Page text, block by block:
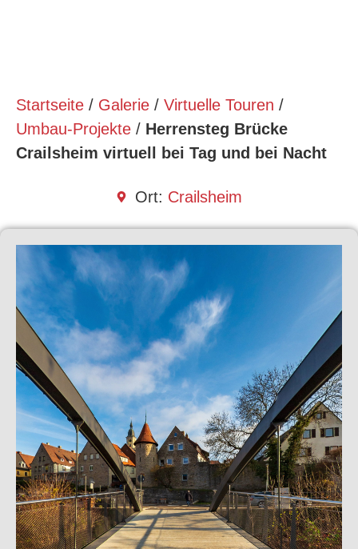
Startseite / Galerie / Virtuelle Touren /
Umbau-Projekte / Herrensteg Brücke
Crailsheim virtuell bei Tag und bei Nacht
Ort: Crailsheim